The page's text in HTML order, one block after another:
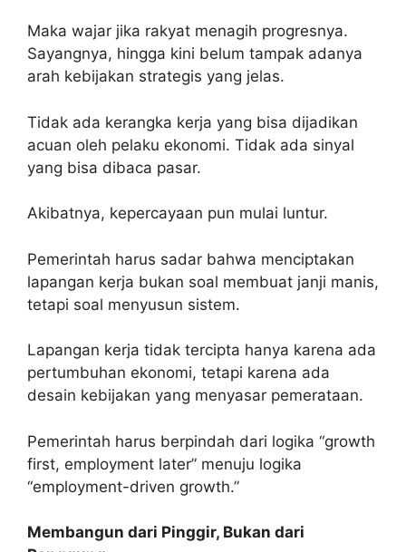
Maka wajar jika rakyat menagih progresnya.
Sayangnya, hingga kini belum tampak adanya
arah kebijakan strategis yang jelas.
Tidak ada kerangka kerja yang bisa dijadikan
acuan oleh pelaku ekonomi. Tidak ada sinyal
yang bisa dibaca pasar.
Akibatnya, kepercayaan pun mulai luntur.
Pemerintah harus sadar bahwa menciptakan
lapangan kerja bukan soal membuat janji manis,
tetapi soal menyusun sistem.
Lapangan kerja tidak tercipta hanya karena ada
pertumbuhan ekonomi, tetapi karena ada
desain kebijakan yang menyasar pemerataan.
Pemerintah harus berpindah dari logika “growth
first, employment later” menuju logika
“employment-driven growth.”
Membangun dari Pinggir, Bukan dari